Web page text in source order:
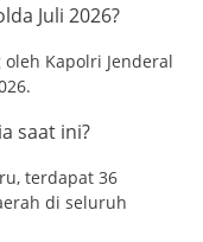
Juli 2026?
Kapolri Jenderal
saat ini?
terdapat 36
di seluruh